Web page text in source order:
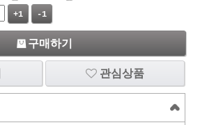
+1 -1
구매하기
관심상품